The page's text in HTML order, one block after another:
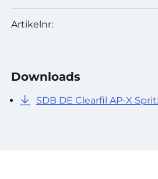
Artikelnr:
Downloads
SDB DE Clearfil AP-X